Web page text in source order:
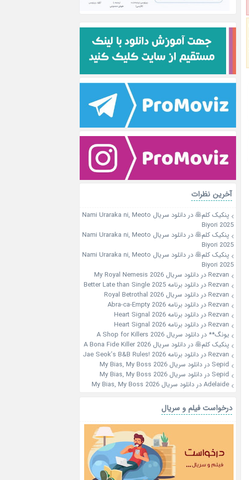
آخرین نظرات
پنکیک کلم🥞در
دانلود سریال Nami Uraraka ni, Meoto
Biyori 2025
پنکیک کلم🥞در
دانلود سریال Nami Uraraka ni, Meoto
Biyori 2025
پنکیک کلم🥞در
دانلود سریال Nami Uraraka ni, Meoto
Biyori 2025
Rezvanدردانلود سریال My Royal Nemesis 2026
Rezvanدردانلود برنامه Better Late than Single 2025
Rezvanدردانلود سریال Royal Betrothal 2026
Rezvanدردانلود برنامه Abra-ca-Empty 2026
Rezvanدردانلود برنامه Heart Signal 2026
Rezvanدردانلود برنامه Heart Signal 2026
یونگ** دردانلود سریال A Shop for Killers 2026
پنکیک کلم🥞دردانلود سریال A Bona Fide Killer 2026
Rezvanدردانلود برنامه Jae Seok’s B&B Rules! 2026
Sepid دردانلود سریال My Bias, My Boss 2026
Sepid دردانلود سریال My Bias, My Boss 2026
Adelaideدردانلود سریال My Bias, My Boss 2026
درخواست فیلم و سریال